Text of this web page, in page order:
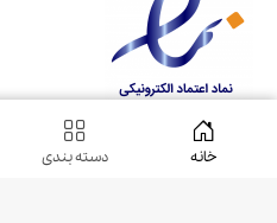
خانه دسته بندی